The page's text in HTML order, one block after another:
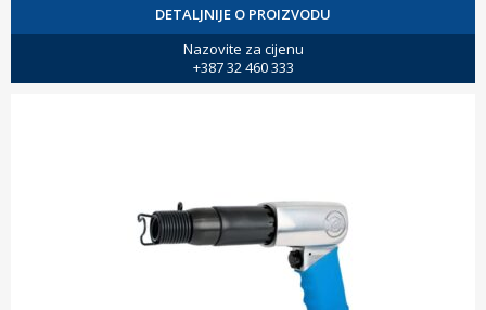
DETALJNIJE O PROIZVODU
Nazovite za cijenu
+387 32 460 333